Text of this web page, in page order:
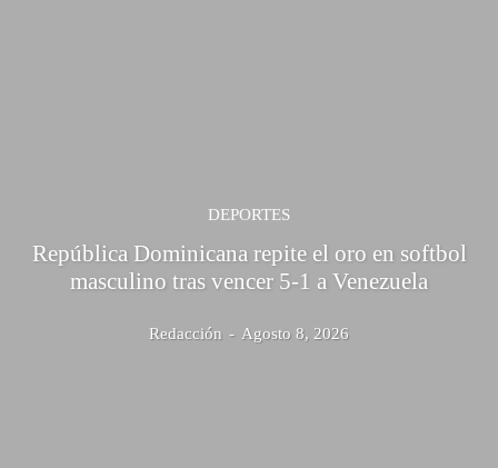
DEPORTES
República Dominicana repite el oro en softbol
masculino tras vencer 5-1 a Venezuela
Redacción - Agosto 8, 2026